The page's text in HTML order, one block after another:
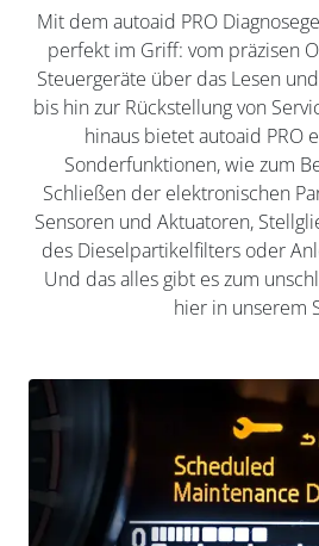
Mit dem autoaid PRO
perfekt im Griff: vom präzisen
Steuergeräte über das Lesen
bis hin zur Rückstellung von
hinaus bietet autoaid PRO
Sonderfunktionen, wie zum
Schließen der elektronischen
Sensoren und Aktuatoren,
des Dieselpartikelfilters oder
Und das alles gibt es zum
hier in unserem